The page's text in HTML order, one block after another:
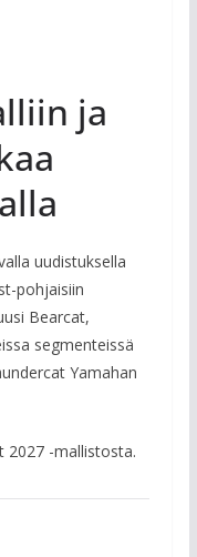
ja
uudistuksella
pohjaisiin
Bearcat,
segmenteissä
Yamahan
2027 -mallistosta.